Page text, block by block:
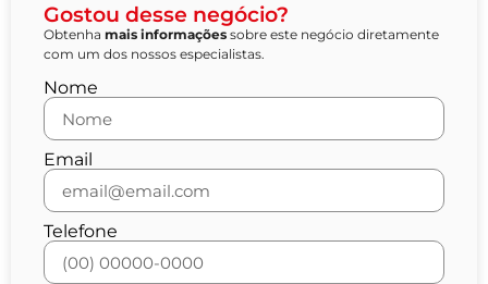
Gostou desse negócio?
Obtenha mais informações sobre este negócio diretamente
com um dos nossos especialistas.
Nome
Email
Telefone